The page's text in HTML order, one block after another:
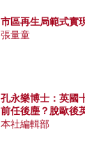
市區再生局範式實
張量童
孔永樂博士：英國
前任後塵？脫歐後
本社編輯部